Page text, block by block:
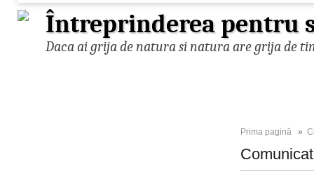
Întreprinderea pentru
Daca ai grija de natura si natura are grija de
Prima pagină »